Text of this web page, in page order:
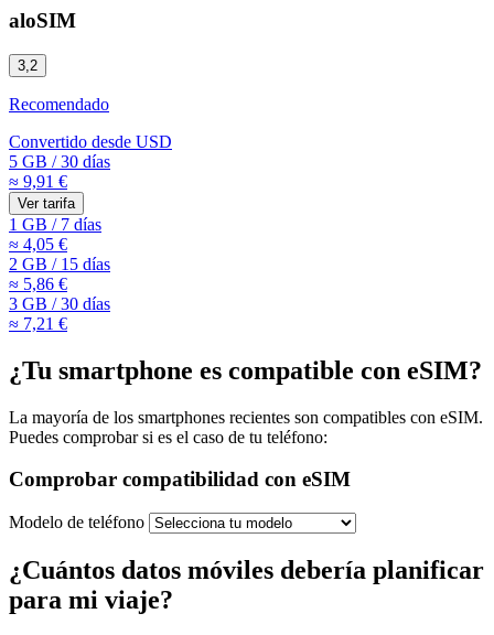
aloSIM
3,2
Recomendado
Convertido desde USD
5 GB /30 días
≈ 9,91 €
Ver tarifa
1 GB /7 días
≈ 4,05 €
2 GB /15 días
≈ 5,86 €
3 GB /30 días
≈ 7,21 €
¿Tu smartphone es compatible con eSIM?
La mayoría de los smartphones recientes son compatibles con eSIM.
Puedes comprobar si es el caso de tu teléfono:
Comprobar compatibilidad con eSIM
Modelo de teléfono
¿Cuántos datos móviles debería planificar
para mi viaje?